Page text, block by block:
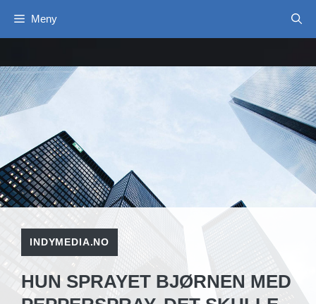
Meny
INDYMEDIA.NO
HUN SPRAYET BJØRNEN MED